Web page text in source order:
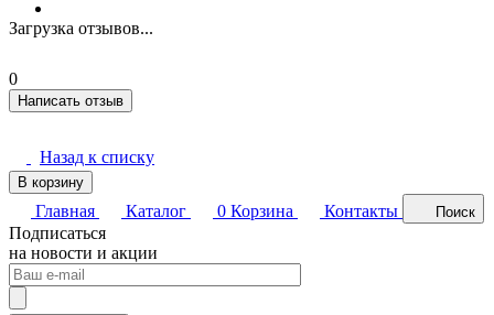
Загрузка отзывов...
0
Написать отзыв
Назад к списку
В корзину
Главная Каталог 0 Корзина Контакты Поиск
Подписаться
на новости и акции